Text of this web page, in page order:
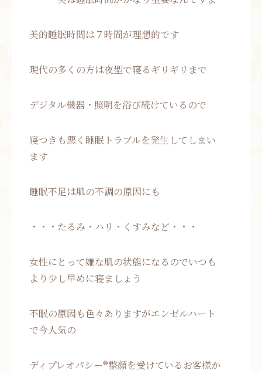
美的睡眠時間は７時間が理想的です
現代の多くの方は夜型で寝るギリギリまで
デジタル機器・照明を浴び続けているので
寝つきも悪く睡眠トラブルを発生してしまい
ます
睡眠不足は肌の不調の原因にも
・・・たるみ・ハリ・くすみなど・・・
女性にとって嫌な肌の状態になるのでいつも
より少し早めに寝ましょう
不眠の原因も色々ありますがエンゼルハート
で今人気の
ディプレオパシー®整顔を受けているお客様か